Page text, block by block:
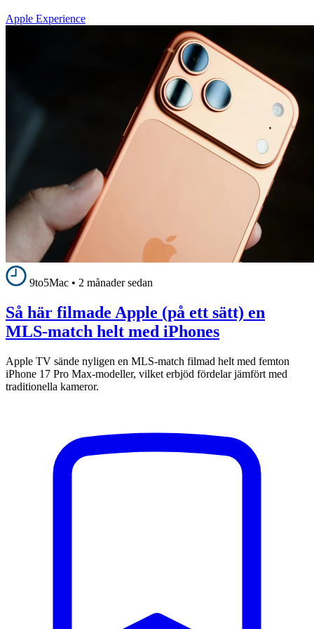
Apple Experience
9to5Mac • 2 månader sedan
Så här filmade Apple (på ett sätt) en
MLS-match helt med iPhones
Apple TV sände nyligen en MLS-match filmad helt med femton
iPhone 17 Pro Max-modeller, vilket erbjöd fördelar jämfört med
traditionella kameror.